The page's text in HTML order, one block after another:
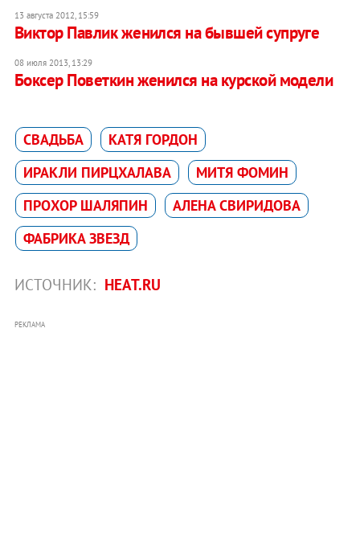
13 августа 2012, 15:59
Виктор Павлик женился на бывшей супруге
08 июля 2013, 13:29
Боксер Поветкин женился на курской модели
СВАДЬБА
КАТЯ ГОРДОН
ИРАКЛИ ПИРЦХАЛАВА
МИТЯ ФОМИН
ПРОХОР ШАЛЯПИН
АЛЕНА СВИРИДОВА
ФАБРИКА ЗВЕЗД
ИСТОЧНИК: HEAT.RU
РЕКЛАМА